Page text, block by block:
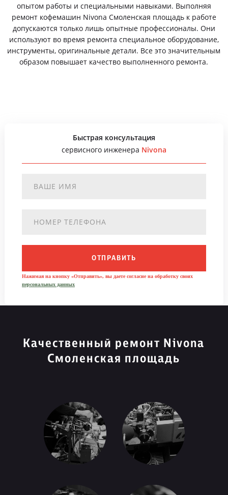
опытом работы и специальными навыками. Выполняя
ремонт кофемашин Nivona Смоленская площадь к работе
допускаются только лишь опытные профессионалы. Они
используют во время ремонта специальное оборудование,
инструменты, оригинальные детали. Все это значительным
образом повышает качество выполненного ремонта.
Быстрая консультация
сервисного инженера Nivona
ОТПРАВИТЬ
Нажимая на кнопку «Отправить», вы даете согласие на обработку своих
персональных данных
Качественный ремонт Nivona
Смоленская площадь